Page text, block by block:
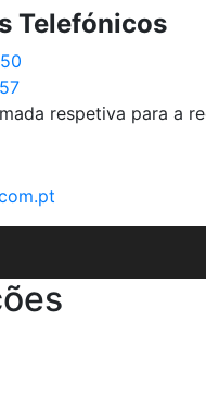
Telefónicos
respetiva para a